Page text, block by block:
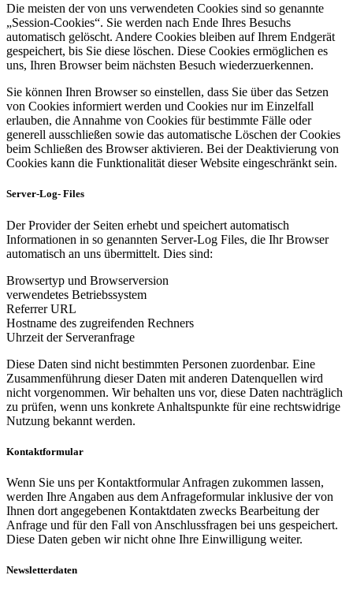
Die meisten der von uns verwendeten Cookies sind so genannte
„Session-Cookies“. Sie werden nach Ende Ihres Besuchs
automatisch gelöscht. Andere Cookies bleiben auf Ihrem Endgerät
gespeichert, bis Sie diese löschen. Diese Cookies ermöglichen es
uns, Ihren Browser beim nächsten Besuch wiederzuerkennen.
Sie können Ihren Browser so einstellen, dass Sie über das Setzen
von Cookies informiert werden und Cookies nur im Einzelfall
erlauben, die Annahme von Cookies für bestimmte Fälle oder
generell ausschließen sowie das automatische Löschen der Cookies
beim Schließen des Browser aktivieren. Bei der Deaktivierung von
Cookies kann die Funktionalität dieser Website eingeschränkt sein.
Server-Log- Files
Der Provider der Seiten erhebt und speichert automatisch
Informationen in so genannten Server-Log Files, die Ihr Browser
automatisch an uns übermittelt. Dies sind:
Browsertyp und Browserversion
verwendetes Betriebssystem
Referrer URL
Hostname des zugreifenden Rechners
Uhrzeit der Serveranfrage
Diese Daten sind nicht bestimmten Personen zuordenbar. Eine
Zusammenführung dieser Daten mit anderen Datenquellen wird
nicht vorgenommen. Wir behalten uns vor, diese Daten nachträglich
zu prüfen, wenn uns konkrete Anhaltspunkte für eine rechtswidrige
Nutzung bekannt werden.
Kontaktformular
Wenn Sie uns per Kontaktformular Anfragen zukommen lassen,
werden Ihre Angaben aus dem Anfrageformular inklusive der von
Ihnen dort angegebenen Kontaktdaten zwecks Bearbeitung der
Anfrage und für den Fall von Anschlussfragen bei uns gespeichert.
Diese Daten geben wir nicht ohne Ihre Einwilligung weiter.
Newsletterdaten